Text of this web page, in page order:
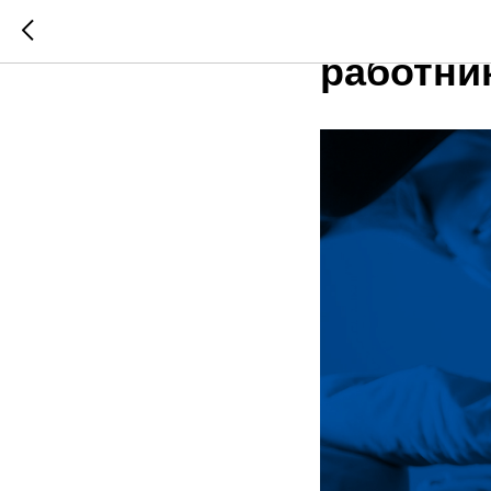
Сила в